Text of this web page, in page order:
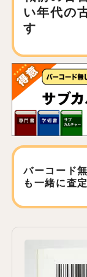
い年代の
す
バーコード
も 一緒に査